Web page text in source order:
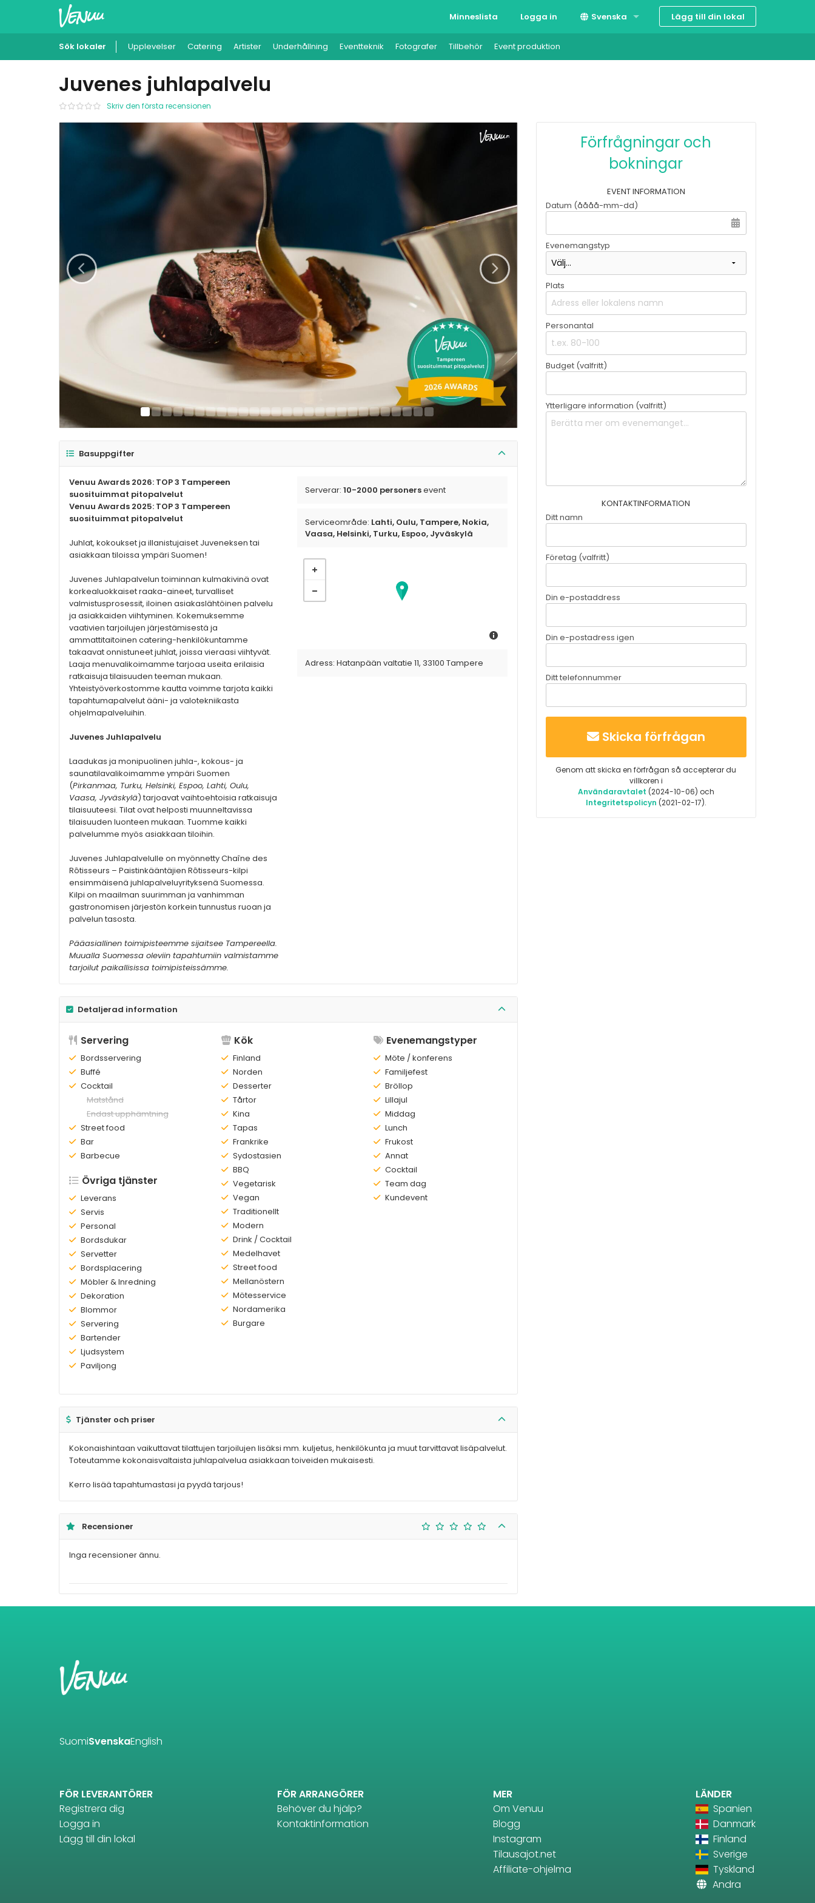
Minneslista Logga in Svenska Lägg till din lokal
Sök lokaler Upplevelser Catering Artister Underhållning Eventteknik Fotografer Tillbehör Event produktion
Juvenes juhlapalvelu
Skriv den första recensionen
Basuppgifter
Venuu Awards 2026: TOP 3 Tampereen
suosituimmat pitopalvelut
Venuu Awards 2025: TOP 3 Tampereen
suosituimmat pitopalvelut
Juhlat, kokoukset ja illanistujaiset Juveneksen tai
asiakkaan tiloissa ympäri Suomen!
Juvenes Juhlapalvelun toiminnan kulmakivinä ovat
korkealuokkaiset raaka-aineet, turvalliset
valmistusprosessit, iloinen asiakaslähtöinen palvelu
ja asiakkaiden viihtyminen. Kokemuksemme
vaativien tarjoilujen järjestämisestä ja
ammattitaitoinen catering-henkilökuntamme
takaavat onnistuneet juhlat, joissa vieraasi viihtyvät.
Laaja menuvalikoimamme tarjoaa useita erilaisia
ratkaisuja tilaisuuden teeman mukaan.
Yhteistyöverkostomme kautta voimme tarjota kaikki
tapahtumapalvelut ääni- ja valotekniikasta
ohjelmapalveluihin.
Juvenes Juhlapalvelu
Laadukas ja monipuolinen juhla-, kokous- ja
saunatilavalikoimamme ympäri Suomen
(Pirkanmaa, Turku, Helsinki, Espoo, Lahti, Oulu,
Vaasa, Jyväskylä) tarjoavat vaihtoehtoisia ratkaisuja
tilaisuuteesi. Tilat ovat helposti muunneltavissa
tilaisuuden luonteen mukaan. Tuomme kaikki
palvelumme myös asiakkaan tiloihin.
Juvenes Juhlapalvelulle on myönnetty Chaîne des
Rôtisseurs – Paistinkääntäjien Rôtisseurs-kilpi
ensimmäisenä juhlapalveluyrityksenä Suomessa.
Kilpi on maailman suurimman ja vanhimman
gastronomisen järjestön korkein tunnustus ruoan ja
palvelun tasosta.
Pääasiallinen toimipisteemme sijaitsee Tampereella.
Muualla Suomessa oleviin tapahtumiin valmistamme
tarjoilut paikallisissa toimipisteissämme.
Serverar: 10-2000 personersevent
Serviceområde: Lahti, Oulu, Tampere, Nokia,
Vaasa, Helsinki, Turku, Espoo, Jyväskylä
Adress: Hatanpään valtatie 11, 33100 Tampere
Detaljerad information
Servering
Finns:Bordsservering
Finns:Buffé
Finns:Cocktail
Finns
inte:
Matstånd
Finns
inte:
Endast upphämtning
Finns:Street food
Finns:
Bar
Finns:Barbecue
Övriga tjänster
Finns:Leverans
Finns:Servis
Finns:Personal
Finns:Bordsdukar
Finns:Servetter
Finns:Bordsplacering
Finns:Möbler & Inredning
Finns:Dekoration
Finns:Blommor
Finns:Servering
Finns:Bartender
Finns:Ljudsystem
Finns:Paviljong
Kök
Finns:Finland
Finns:Norden
Finns:Desserter
Finns:Tårtor
Finns:
Kina
Finns:Tapas
Finns:Frankrike
Finns:Sydostasien
Finns:BBQ
Finns:Vegetarisk
Finns:Vegan
Finns:Traditionellt
Finns:Modern
Finns:Drink / Cocktail
Finns:Medelhavet
Finns:Street food
Finns:Mellanöstern
Finns:Mötesservice
Finns:Nordamerika
Finns:Burgare
Evenemangstyper
Finns:Möte / konferens
Finns:Familjefest
Finns:Bröllop
Finns:Lillajul
Finns:Middag
Finns:Lunch
Finns:Frukost
Finns:Annat
Finns:Cocktail
Finns:Team dag
Finns:Kundevent
Tjänster och priser
Kokonaishintaan vaikuttavat tilattujen tarjoilujen lisäksi mm. kuljetus, henkilökunta ja muut tarvittavat lisäpalvelut.
Toteutamme kokonaisvaltaista juhlapalvelua asiakkaan toiveiden mukaisesti.
Kerro lisää tapahtumastasi ja pyydä tarjous!
Recensioner
Inga recensioner ännu.
Förfrågningar och
bokningar
EVENT INFORMATION
Datum (åååå-mm-dd)
Evenemangstyp
Plats
Personantal
Budget (valfritt)
Ytterligare information (valfritt)
KONTAKTINFORMATION
Ditt namn
Företag (valfritt)
Din e-postaddress
Din e-postadress igen
Ditt telefonnummer
Skicka förfrågan
Genom att skicka en förfrågan så accepterar du
villkoren i
Användaravtalet (2024-10-06) och
Integritetspolicyn (2021-02-17).
SuomiSvenskaEnglish
FÖR LEVERANTÖRER
Registrera dig
Logga in
Lägg till din lokal
FÖR ARRANGÖRER
Behöver du hjälp?
Kontaktinformation
MER
Om Venuu
Blogg
Instagram
Tilausajot.net
Affiliate-ohjelma
LÄNDER
Spanien
Danmark
Finland
Sverige
Tyskland
Andra